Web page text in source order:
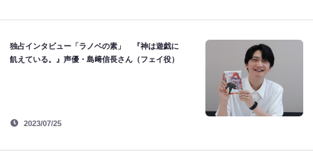
独占インタビュー「ラノベの素」 『神は遊戯に
飢えている。』声優・島﨑信長さん（フェイ役）
2023/07/25